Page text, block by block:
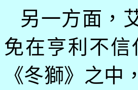
另一方面，
免在亨利不
《冬獅》之